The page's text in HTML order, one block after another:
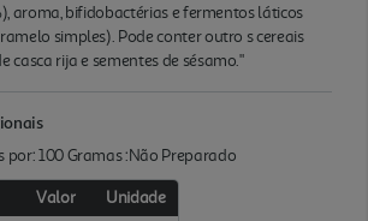
aroma, bifidobactérias e fermentos láticos
simples). Pode conter outro s cereais
casca rija e sementes de sésamo."
por: 100 Gramas :Não Preparado
Valor
Unidade